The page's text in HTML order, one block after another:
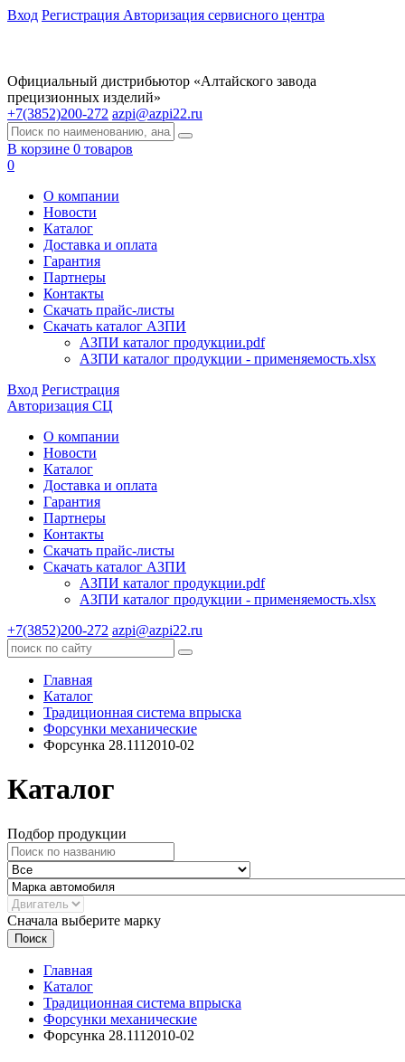
Вход Регистрация Авторизация сервисного центра
Официальный дистрибьютор «Алтайского завода
прецизионных изделий»
+7(3852)200-272 azpi@azpi22.ru
В корзине 0 товаров
0
О компании
Новости
Каталог
Доставка и оплата
Гарантия
Партнеры
Контакты
Скачать прайс-листы
Скачать каталог АЗПИ
АЗПИ каталог продукции.pdf
АЗПИ каталог продукции - применяемость.xlsx
Вход Регистрация
Авторизация СЦ
О компании
Новости
Каталог
Доставка и оплата
Гарантия
Партнеры
Контакты
Скачать прайс-листы
Скачать каталог АЗПИ
АЗПИ каталог продукции.pdf
АЗПИ каталог продукции - применяемость.xlsx
+7(3852)200-272 azpi@azpi22.ru
Главная
Каталог
Традиционная система впрыска
Форсунки механические
Форсунка 28.1112010-02
Каталог
Подбор продукции
Сначала выберите марку
Поиск
Главная
Каталог
Традиционная система впрыска
Форсунки механические
Форсунка 28.1112010-02